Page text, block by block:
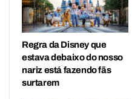
Regra da Disney que
estava debaixo do nosso
nariz está fazendo fãs
surtarem